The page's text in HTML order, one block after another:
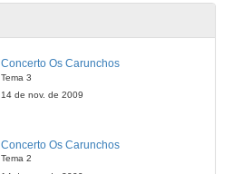
25 de nov. de 2016
Intervención de Juan Manuel Corbacho
Actuación do Coro Universitario de Pontevedra
Concerto Os Carunchos
Tema 3
14 de nov. de 2009
Concerto Os Carunchos
Tema 2